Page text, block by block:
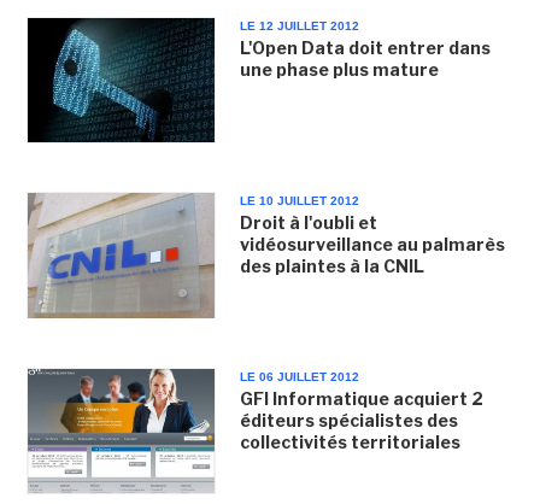
LE 12 JUILLET 2012
L'Open Data doit entrer dans
une phase plus mature
LE 10 JUILLET 2012
Droit à l'oubli et
vidéosurveillance au palmarès
des plaintes à la CNIL
LE 06 JUILLET 2012
GFI Informatique acquiert 2
éditeurs spécialistes des
collectivités territoriales